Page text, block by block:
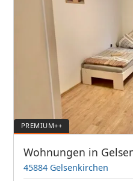
45884 Gelsenkirchen